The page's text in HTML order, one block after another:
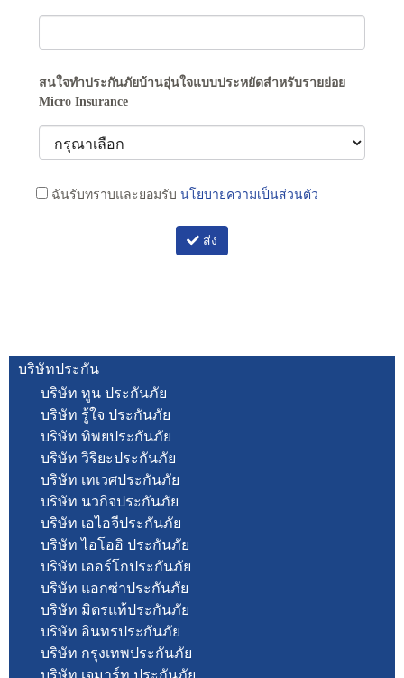
สนใจทำประกันภัยบ้านอุ่นใจแบบประหยัดสำหรับรายย่อย
Micro Insurance
ฉันรับทราบและยอมรับ นโยบายความเป็นส่วนตัว
ส่ง
บริษัทประกัน
บริษัท ทูน ประกันภัย
บริษัท รู้ใจ ประกันภัย
บริษัท ทิพยประกันภัย
บริษัท วิริยะประกันภัย
บริษัท เทเวศประกันภัย
บริษัท นวกิจประกันภัย
บริษัท เอไอจีประกันภัย
บริษัท ไอโออิ ประกันภัย
บริษัท เออร์โกประกันภัย
บริษัท แอกซ่าประกันภัย
บริษัท มิตรแท้ประกันภัย
บริษัท อินทรประกันภัย
บริษัท กรุงเทพประกันภัย
บริษัท เจมาร์ท ประกันภัย